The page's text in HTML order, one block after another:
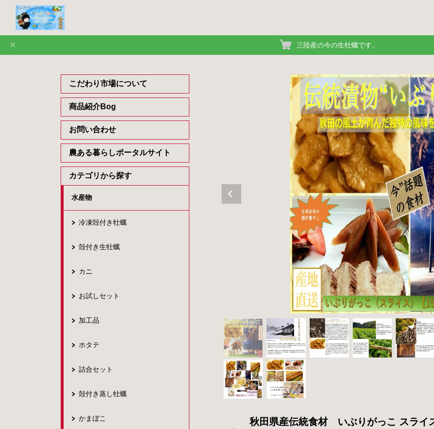
三陸産の今の生牡蠣です。
こだわり市場について
商品紹介Bog
お問い合わせ
農ある暮らしポータルサイト
カテゴリから探す
水産物
冷凍殻付き牡蠣
殻付き生牡蠣
カニ
お試しセット
加工品
ホタテ
詰合セット
殻付き蒸し牡蠣
かまぼこ
秋田県産伝統食材 いぶりがっこ スラ